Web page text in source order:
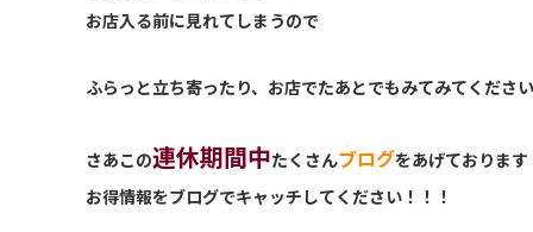
お店入る前に見れてしまうので
ふらっと立ち寄ったり、お店でたあとでもみてみてくださ
さあこの連休期間中たくさんブログをあげております
お得情報をブログでキャッチしてください！！！